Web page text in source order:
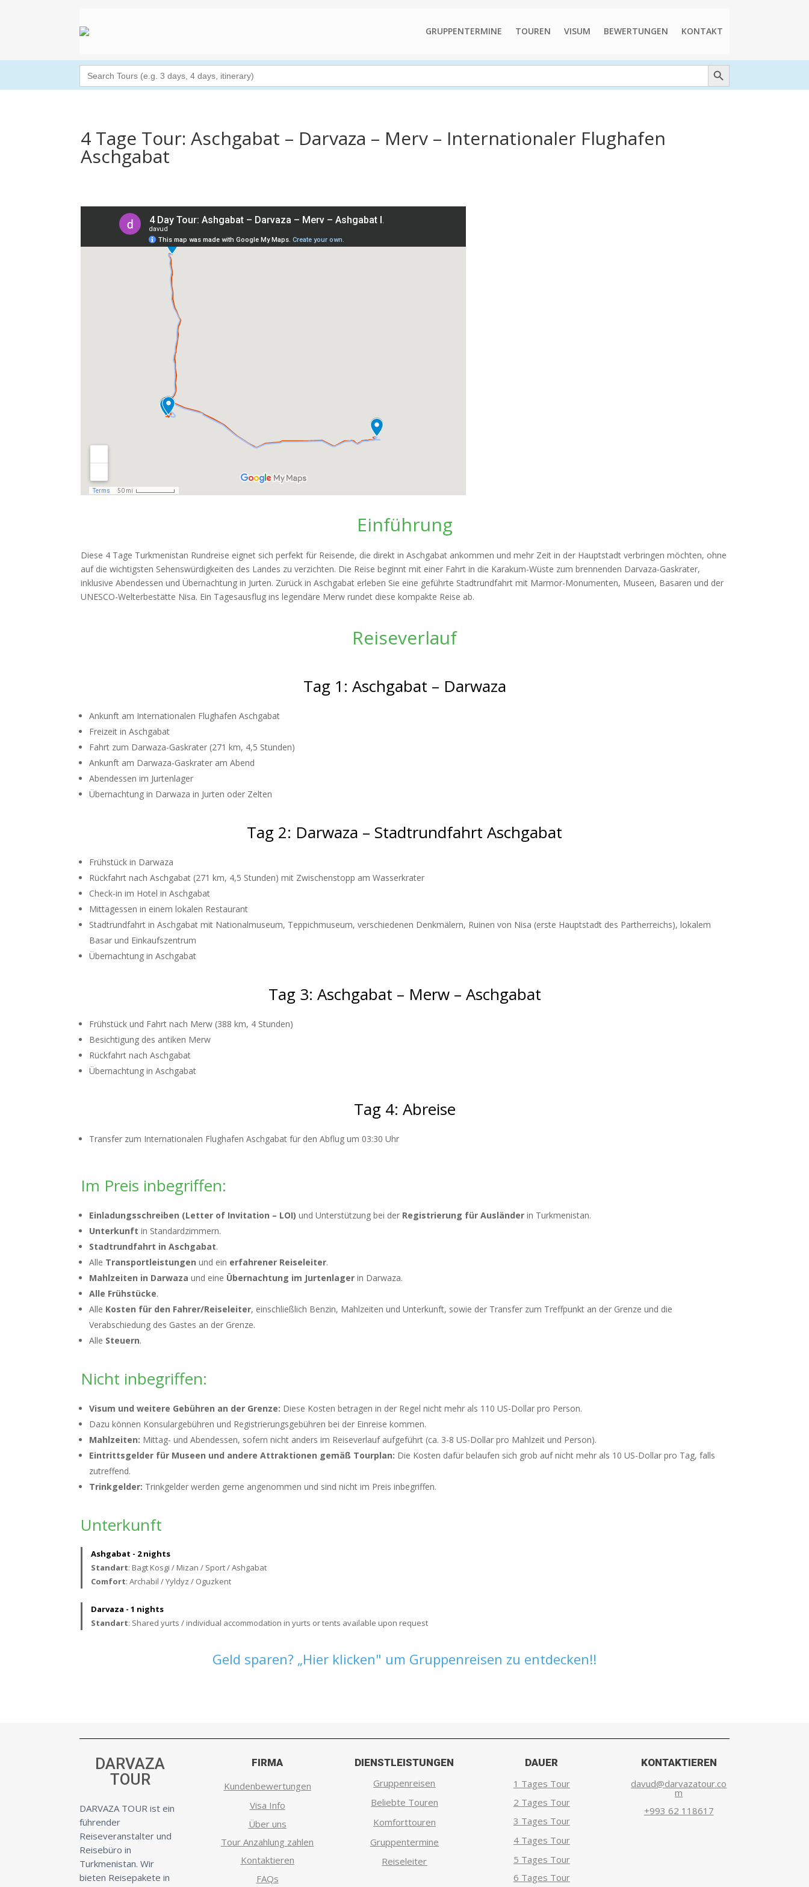
GRUPPENTERMINE TOUREN VISUM BEWERTUNGEN KONTAKT
Search
for:
Search Button
4 Tage Tour: Aschgabat – Darvaza – Merv – Internationaler Flughafen
Aschgabat
Einführung
Diese 4 Tage Turkmenistan Rundreise eignet sich perfekt für Reisende, die direkt in Aschgabat ankommen und mehr Zeit in der Hauptstadt verbringen möchten, ohne
auf die wichtigsten Sehenswürdigkeiten des Landes zu verzichten. Die Reise beginnt mit einer Fahrt in die Karakum-Wüste zum brennenden Darvaza-Gaskrater,
inklusive Abendessen und Übernachtung in Jurten. Zurück in Aschgabat erleben Sie eine geführte Stadtrundfahrt mit Marmor-Monumenten, Museen, Basaren und der
UNESCO-Welterbestätte Nisa. Ein Tagesausflug ins legendäre Merw rundet diese kompakte Reise ab.
Reiseverlauf
Tag 1: Aschgabat – Darwaza
Ankunft am Internationalen Flughafen Aschgabat
Freizeit in Aschgabat
Fahrt zum Darwaza-Gaskrater (271 km, 4,5 Stunden)
Ankunft am Darwaza-Gaskrater am Abend
Abendessen im Jurtenlager
Übernachtung in Darwaza in Jurten oder Zelten
Tag 2: Darwaza – Stadtrundfahrt Aschgabat
Frühstück in Darwaza
Rückfahrt nach Aschgabat (271 km, 4,5 Stunden) mit Zwischenstopp am Wasserkrater
Check-in im Hotel in Aschgabat
Mittagessen in einem lokalen Restaurant
Stadtrundfahrt in Aschgabat mit Nationalmuseum, Teppichmuseum, verschiedenen Denkmälern, Ruinen von Nisa (erste Hauptstadt des Partherreichs), lokalem
Basar und Einkaufszentrum
Übernachtung in Aschgabat
Tag 3: Aschgabat – Merw – Aschgabat
Frühstück und Fahrt nach Merw (388 km, 4 Stunden)
Besichtigung des antiken Merw
Rückfahrt nach Aschgabat
Übernachtung in Aschgabat
Tag 4: Abreise
Transfer zum Internationalen Flughafen Aschgabat für den Abflug um 03:30 Uhr
Im Preis inbegriffen:
Einladungsschreiben (Letter of Invitation – LOI) und Unterstützung bei der Registrierung für Ausländer in Turkmenistan.
Unterkunft in Standardzimmern.
Stadtrundfahrt in Aschgabat.
Alle Transportleistungen und ein erfahrener Reiseleiter.
Mahlzeiten in Darwaza und eine Übernachtung im Jurtenlager in Darwaza.
Alle Frühstücke.
Alle Kosten für den Fahrer/Reiseleiter, einschließlich Benzin, Mahlzeiten und Unterkunft, sowie der Transfer zum Treffpunkt an der Grenze und die
Verabschiedung des Gastes an der Grenze.
Alle Steuern.
Nicht inbegriffen:
Visum und weitere Gebühren an der Grenze: Diese Kosten betragen in der Regel nicht mehr als 110 US-Dollar pro Person.
Dazu können Konsulargebühren und Registrierungsgebühren bei der Einreise kommen.
Mahlzeiten: Mittag- und Abendessen, sofern nicht anders im Reiseverlauf aufgeführt (ca. 3-8 US-Dollar pro Mahlzeit und Person).
Eintrittsgelder für Museen und andere Attraktionen gemäß Tourplan: Die Kosten dafür belaufen sich grob auf nicht mehr als 10 US-Dollar pro Tag, falls
zutreffend.
Trinkgelder: Trinkgelder werden gerne angenommen und sind nicht im Preis inbegriffen.
Unterkunft
Ashgabat - 2 nights
Standart: Bagt Kosgi / Mizan / Sport / Ashgabat
Comfort: Archabil / Yyldyz / Oguzkent
Darvaza - 1 nights
Standart: Shared yurts / individual accommodation in yurts or tents available upon request
Geld sparen? „Hier klicken" um Gruppenreisen zu entdecken!!
DARVAZA
TOUR
DARVAZA TOUR ist ein
führender
Reiseveranstalter und
Reisebüro in
Turkmenistan. Wir
bieten Reisepakete in
FIRMA
Kundenbewertungen
Visa Info
Über uns
Tour Anzahlung zahlen
Kontaktieren
FAQs
DIENSTLEISTUNGEN
Gruppenreisen
Beliebte Touren
Komforttouren
Gruppentermine
Reiseleiter
DAUER
1 Tages Tour
2 Tages Tour
3 Tages Tour
4 Tages Tour
5 Tages Tour
6 Tages Tour
KONTAKTIEREN
davud@darvazatour.co
m
+993 62 118617